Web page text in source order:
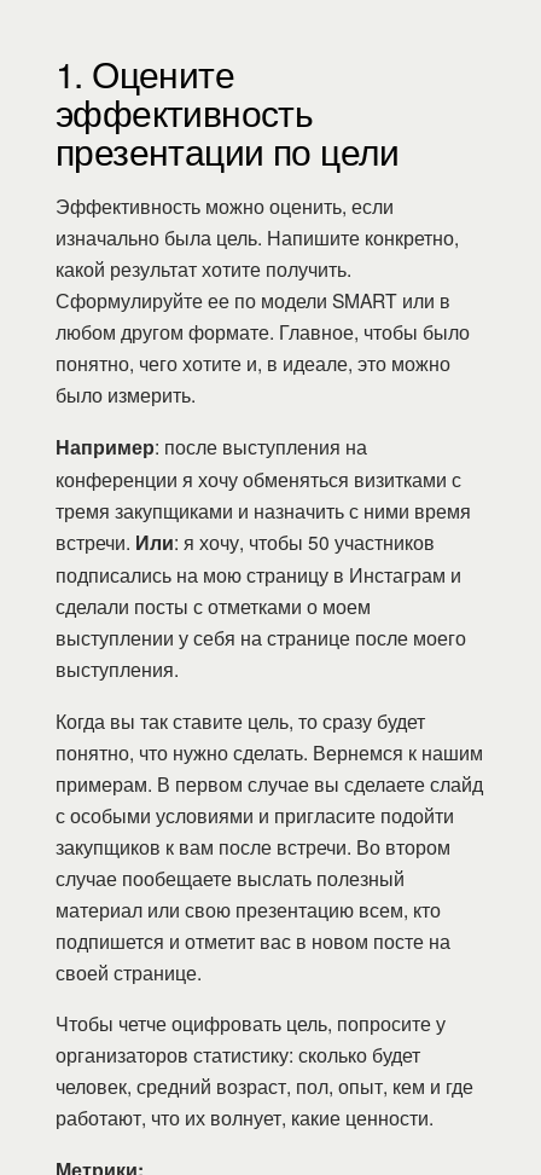
1. Оцените
эффективность
презентации по цели
Эффективность можно оценить, если
изначально была цель. Напишите конкретно,
какой результат хотите получить.
Сформулируйте ее по модели SMART или в
любом другом формате. Главное, чтобы было
понятно, чего хотите и, в идеале, это можно
было измерить.
Например: после выступления на
конференции я хочу обменяться визитками с
тремя закупщиками и назначить с ними время
встречи. Или: я хочу, чтобы 50 участников
подписались на мою страницу в Инстаграм и
сделали посты с отметками о моем
выступлении у себя на странице после моего
выступления.
Когда вы так ставите цель, то сразу будет
понятно, что нужно сделать. Вернемся к нашим
примерам. В первом случае вы сделаете слайд
с особыми условиями и пригласите подойти
закупщиков к вам после встречи. Во втором
случае пообещаете выслать полезный
материал или свою презентацию всем, кто
подпишется и отметит вас в новом посте на
своей странице.
Чтобы четче оцифровать цель, попросите у
организаторов статистику: сколько будет
человек, средний возраст, пол, опыт, кем и где
работают, что их волнует, какие ценности.